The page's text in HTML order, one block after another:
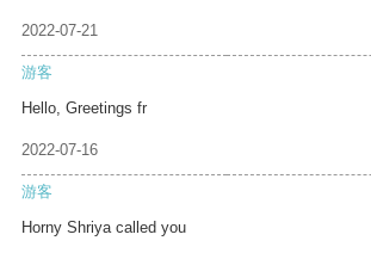
2022-07-21
游客
Hello, Greetings fr
2022-07-16
游客
Horny Shriya called you